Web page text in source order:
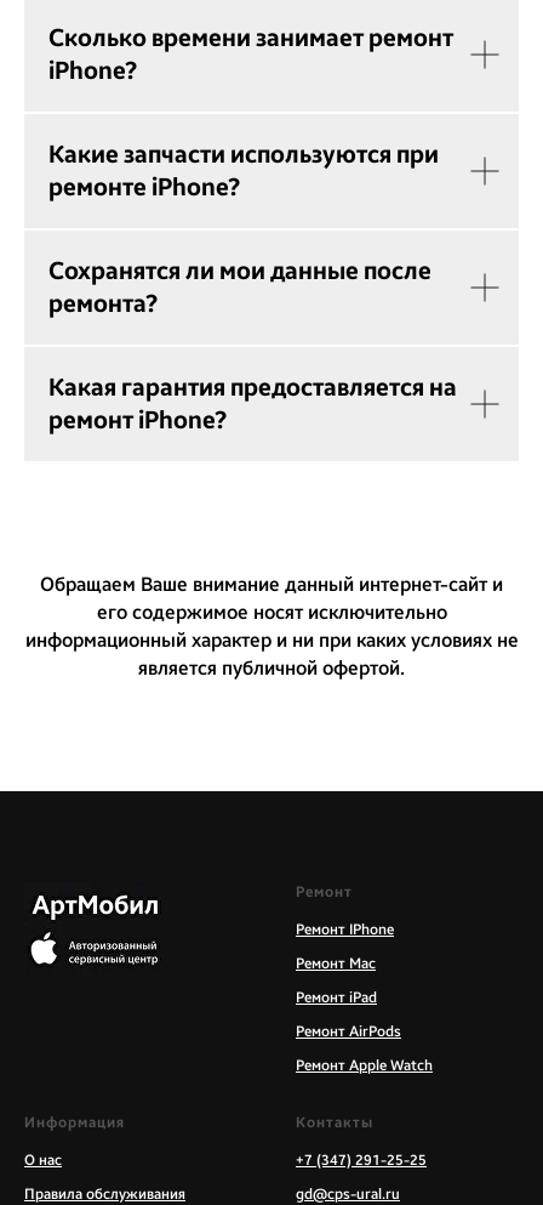
Сколько времени занимает ремонт
iPhone?
Какие запчасти используются при
ремонте iPhone?
Сохранятся ли мои данные после
ремонта?
Какая гарантия предоставляется на
ремонт iPhone?
Обращаем Ваше внимание данный интернет-сайт и
его содержимое носят исключительно
информационный характер и ни при каких условиях не
является публичной офертой.
Ремонт
Ремонт IPhone
Ремонт Mac
Ремонт iPad
Ремонт AirPods
Ремонт Apple Watch
Информация
О нас
Правила обслуживания
Контакты
+7 (347) 291-25-25
gd@cps-ural.ru